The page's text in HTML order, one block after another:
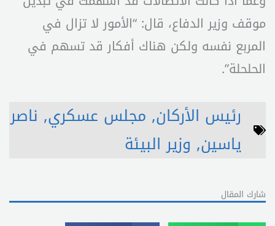
موقف وزير الدفاع، قال: “الأمور لا تزال في
المربع نفسه ولكن هناك أفكار قد تسهم في
الحلحلة”.
رئيس الأركان, مجلس عسكري, ناصر
ياسين, وزير البيئة
شارك المقال